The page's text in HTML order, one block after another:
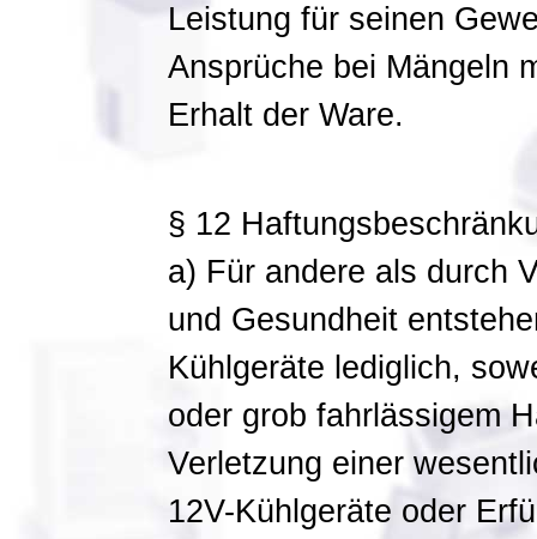
Leistung für seinen
Ansprüche bei Mängeln
Erhalt der Ware.
§ 12
a) Für andere als durch
und Gesundheit
Kühlgeräte lediglich,
oder grob fahrlässigem
Verletzung einer
12V-Kühlgeräte oder